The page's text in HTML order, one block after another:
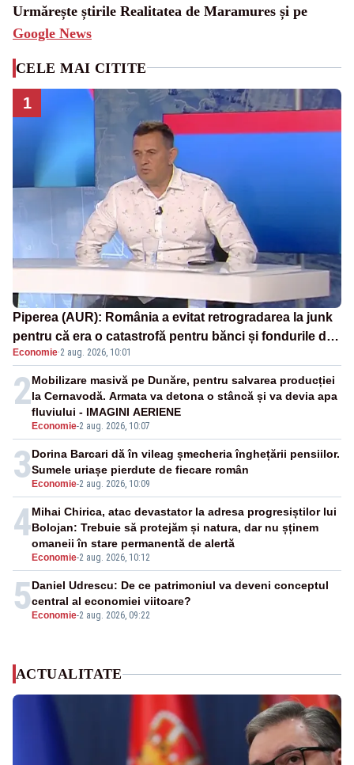
Urmărește știrile Realitatea de Maramures și pe
Google News
CELE MAI CITITE
1
Piperea (AUR): România a evitat retrogradarea la junk
pentru că era o catastrofă pentru bănci și fondurile de
pensii
Economie·2 aug. 2026, 10:01
2
Economie-2 aug. 2026, 10:07
Mobilizare masivă pe Dunăre, pentru salvarea producției
la Cernavodă. Armata va detona o stâncă și va devia apa
fluviului - IMAGINI AERIENE
3 Economie-2 aug. 2026, 10:09
Dorina Barcari dă în vileag șmecheria înghețării pensiilor.
Sumele uriașe pierdute de fiecare român
4
Economie-2 aug. 2026, 10:12
Mihai Chirica, atac devastator la adresa progresiștilor lui
Bolojan: Trebuie să protejăm și natura, dar nu șținem
omaneii în stare permanentă de alertă
5 Economie-2 aug. 2026, 09:22
Daniel Udrescu: De ce patrimoniul va deveni conceptul
central al economiei viitoare?
ACTUALITATE